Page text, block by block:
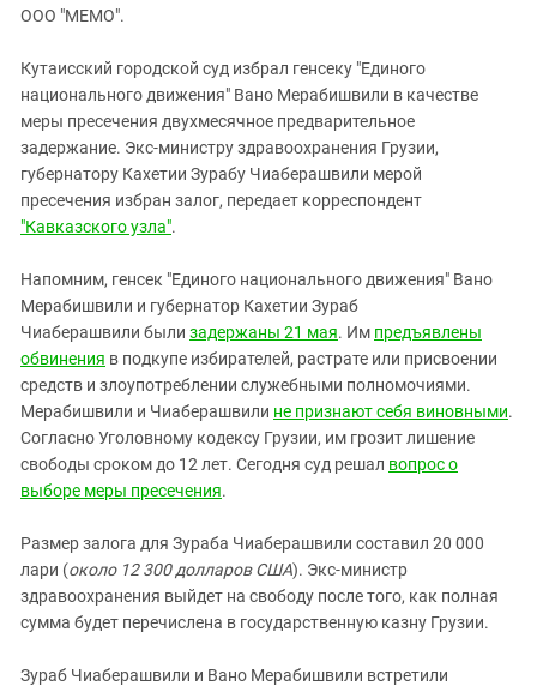
ИНАКОМЫСЛИЕ В ЧЕЧНЕ
ПРЕСЛЕДОВАНИЕ АКТИВИСТОВ
МОБИЛИЗАЦИЯ И ПРОТЕСТЫ
Дагестан
Ингушетия
Кабардино-Балкария
Калмыкия
Карачаево-Черкесия
Краснодарский край
Российская Федерация
Ростовская область
Северная Осетия - Алания
СКФО
Ставропольский край
Чечня
Южная Осетия
Южный Кавказ
ЮФО
ООО "МЕМО".
Кутаисский городской суд избрал генсеку "Единого
национального движения" Вано Мерабишвили в качестве
меры пресечения двухмесячное предварительное
задержание. Экс-министру здравоохранения Грузии,
губернатору Кахетии Зурабу Чиаберашвили мерой
пресечения избран залог, передает корреспондент
"Кавказского узла".
Напомним, генсек "Единого национального движения" Вано
Мерабишвили и губернатор Кахетии Зураб
Чиаберашвили были задержаны 21 мая. Им предъявлены
обвинения в подкупе избирателей, растрате или присвоении
средств и злоупотреблении служебными полномочиями.
Мерабишвили и Чиаберашвили не признают себя виновными.
Согласно Уголовному кодексу Грузии, им грозит лишение
свободы сроком до 12 лет. Сегодня суд решал вопрос о
выборе меры пресечения.
Размер залога для Зураба Чиаберашвили составил 20 000
лари (около 12 300 долларов США). Экс-министр
здравоохранения выйдет на свободу после того, как полная
сумма будет перечислена в государственную казну Грузии.
Зураб Чиаберашвили и Вано Мерабишвили встретили